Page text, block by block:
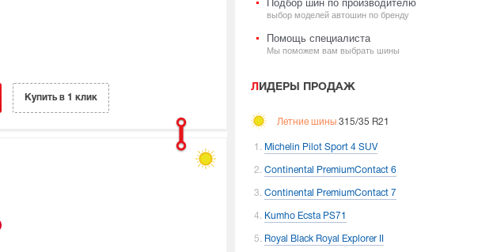
Купить в 1 клик
Подбор шин по производителю
выбор моделей автошин по бренду
Помощь специалиста
Мы поможем вам выбрать шины
ЛИДЕРЫ ПРОДАЖ
Летние шины 315/35 R21
Michelin Pilot Sport 4 SUV
Continental PremiumContact 6
Continental PremiumContact 7
Kumho Ecsta PS71
Royal Black Royal Explorer II